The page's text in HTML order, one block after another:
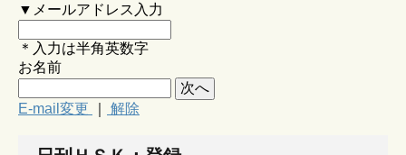
▼メールアドレス入力
＊入力は半角英数字
お名前
E-mail変更 解除